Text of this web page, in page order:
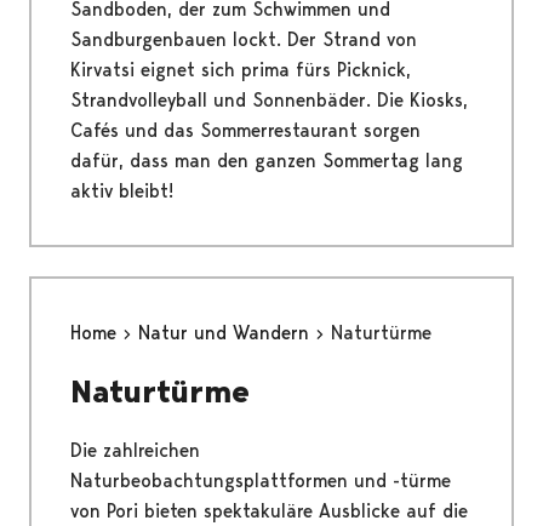
Sandboden, der zum Schwimmen und
Sandburgenbauen lockt. Der Strand von
Kirvatsi eignet sich prima fürs Picknick,
Strandvolleyball und Sonnenbäder. Die Kiosks,
Cafés und das Sommerrestaurant sorgen
dafür, dass man den ganzen Sommertag lang
aktiv bleibt!
Home Natur und Wandern Naturtürme
Naturtürme
Die zahlreichen
Naturbeobachtungsplattformen und -türme
von Pori bieten spektakuläre Ausblicke auf die